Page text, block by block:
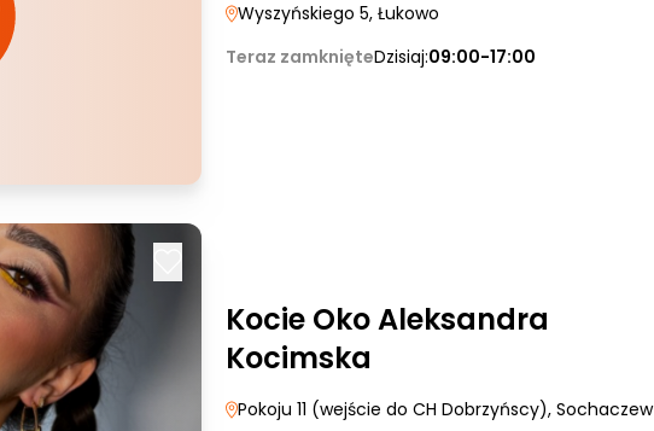
Wyszyńskiego 5, Łukowo
Teraz zamknięteDzisiaj:09:00-17:00
Kocie Oko Aleksandra
Kocimska
Pokoju 11 (wejście do CH Dobrzyńscy), Sochaczew